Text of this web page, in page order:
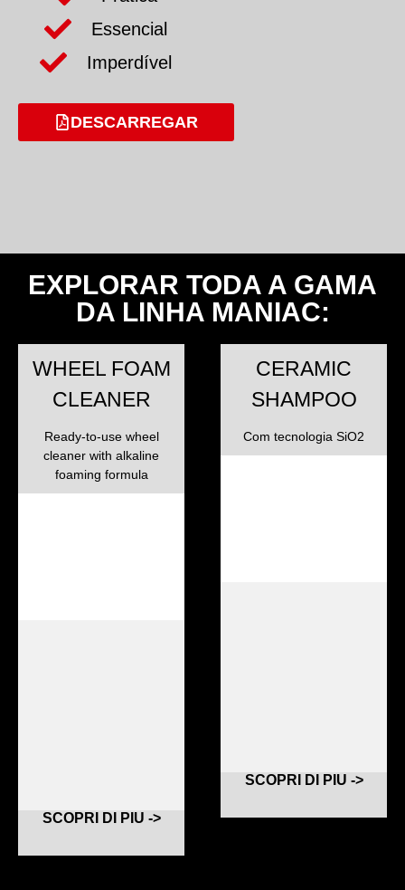
Essencial
Imperdível
DESCARREGAR
EXPLORAR TODA A GAMA
DA LINHA MANIAC:
WHEEL FOAM
CLEANER
Ready-to-use wheel
cleaner with alkaline
foaming formula
SCOPRI DI PIU ->
CERAMIC
SHAMPOO
Com tecnologia SiO2
SCOPRI DI PIU ->